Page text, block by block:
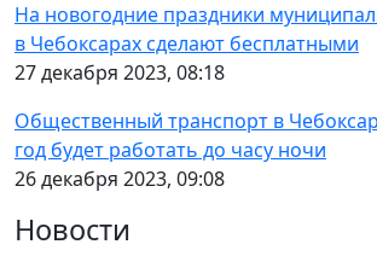
На новогодние праздники
в Чебоксарах сделают бесплатными
27 декабря 2023, 08:18
Общественный транспорт в
год будет работать до часу ночи
26 декабря 2023, 09:08
Новости